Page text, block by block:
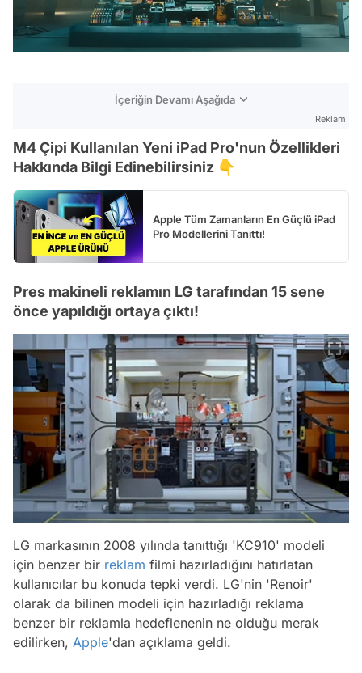
İçeriğin Devamı Aşağıda
Reklam
M4 Çipi Kullanılan Yeni iPad Pro'nun Özellikleri
Hakkında Bilgi Edinebilirsiniz 👇
Apple Tüm Zamanların En Güçlü iPad
Pro Modellerini Tanıttı!
Pres makineli reklamın LG tarafından 15 sene
önce yapıldığı ortaya çıktı!
LG markasının 2008 yılında tanıttığı 'KC910' modeli
için benzer bir reklam filmi hazırladığını hatırlatan
kullanıcılar bu konuda tepki verdi. LG'nin 'Renoir'
olarak da bilinen modeli için hazırladığı reklama
benzer bir reklamla hedeflenenin ne olduğu merak
edilirken, Apple'dan açıklama geldi.